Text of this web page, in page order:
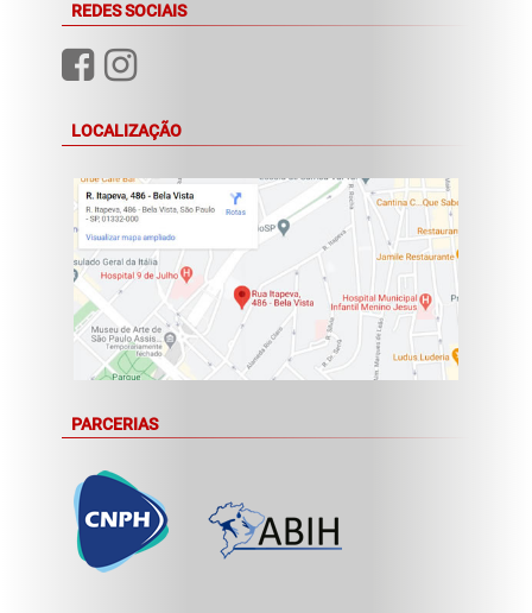
REDES SOCIAIS
LOCALIZAÇÃO
PARCERIAS